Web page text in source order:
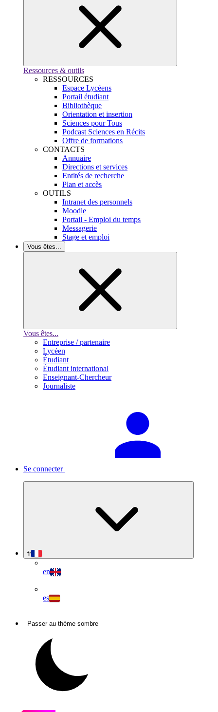
Ressources & outils
RESSOURCES
Espace Lycéens
Portail étudiant
Bibliothèque
Orientation et insertion
Sciences pour Tous
Podcast Sciences en Récits
Offre de formations
CONTACTS
Annuaire
Directions et services
Entités de recherche
Plan et accès
OUTILS
Intranet des personnels
Moodle
Portail - Emploi du temps
Messagerie
Stage et emploi
Vous êtes...
Vous êtes...
Entreprise / partenaire
Lycéen
Étudiant
Étudiant international
Enseignant-Chercheur
Journaliste
Se connecter
fr
en
es
Passer au thème sombre